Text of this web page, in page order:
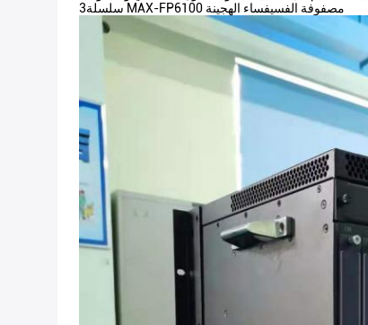
3سلسلة MAX-FP6100 مصفوفة الفسيفساء الهجينة